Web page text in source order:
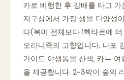
카로 비행한 후 강배를 타고 가
지구상에서 가장 생물 다양성
다(북미 전체보다 1헥타르에 더
오라니족의 고향입니다. 나포
가이드 야생동물 산책, 카누 여
을 제공합니다. 2~3박이 숲의